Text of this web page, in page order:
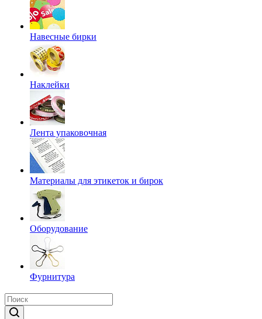
Навесные бирки
Наклейки
Лента упаковочная
Материалы для этикеток и бирок
Оборудование
Фурнитура